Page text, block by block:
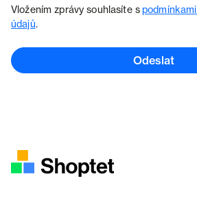
Vložením zprávy souhlasíte s
údajů.
Odeslat